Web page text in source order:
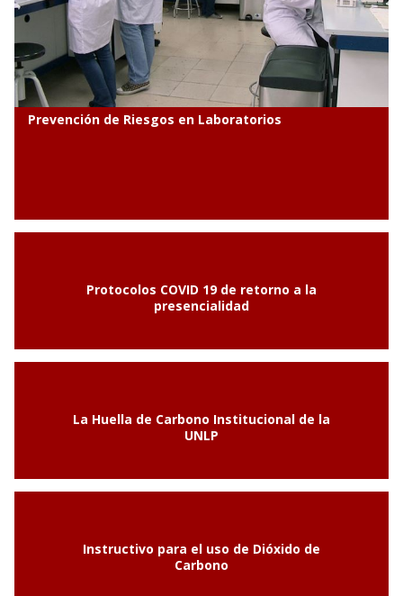
Prevención de Riesgos en Laboratorios
Protocolos COVID 19 de retorno a la
presencialidad
La Huella de Carbono Institucional de la
UNLP
Instructivo para el uso de Dióxido de
Carbono